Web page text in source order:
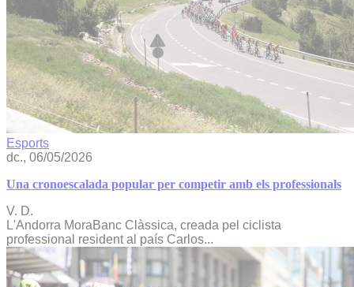
Esports
dc., 06/05/2026
Una cronoescalada popular per competir amb els professionals
V. D.
L'Andorra MoraBanc Clàssica, creada pel ciclista
professional resident al país Carlos...